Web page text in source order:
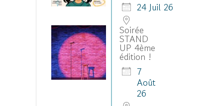
24 Juil 26
Soirée
STAND
UP 4ème
édition !
7
Août
26